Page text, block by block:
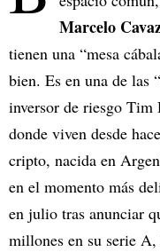
Marcelo
tienen una “mesa
bien. Es en una de las
inversor de riesgo Tim
donde viven desde
cripto, nacida en
en el momento más
en julio tras anunciar
millones en su serie